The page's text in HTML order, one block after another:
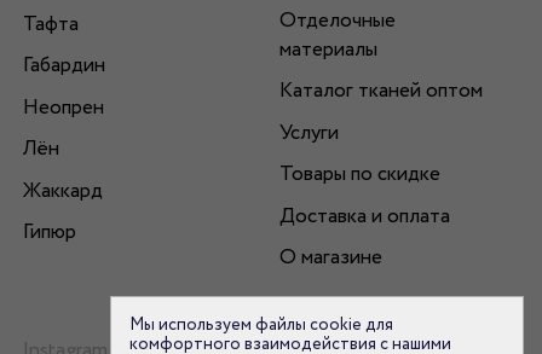
Тафта
Габардин
Неопрен
Лён
Жаккард
Гипюр
Отделочные
материалы
Каталог тканей оптом
Услуги
Товары по скидке
Доставка и оплата
О магазине
Мы используем файлы cookie для
комфортного взаимодействия с нашими